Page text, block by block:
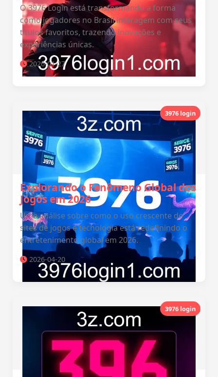
O 3976 Login está transformando a forma
como jogadores no Brasil interagem com seus
títulos favoritos, trazendo inovações e
experiências únicas.
2026-01-27
3976 login
Explorando o Fenômeno Global dos
Jogos em 2026
Uma análise sobre como o uso crescente de
sites de jogos e tecnologia está redefinindo o
entretenimento global em 2026.
2026-04-20
3976 login